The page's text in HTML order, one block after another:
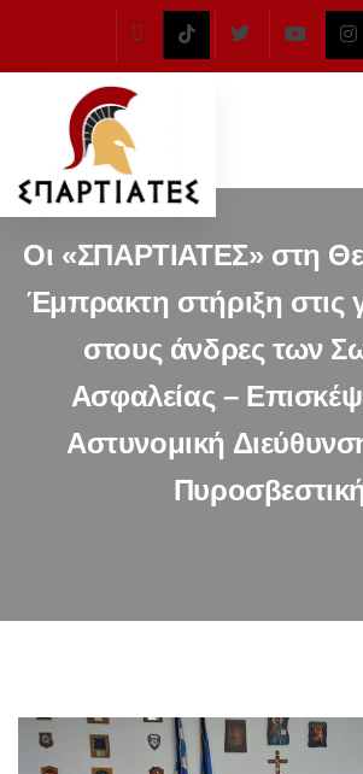
Οι «ΣΠΑΡΤΙΑΤΕΣ» στη
Έμπρακτη στήριξη στις
στους άνδρες των
Ασφαλείας –
Αστυνομική
Πυροσβεστική